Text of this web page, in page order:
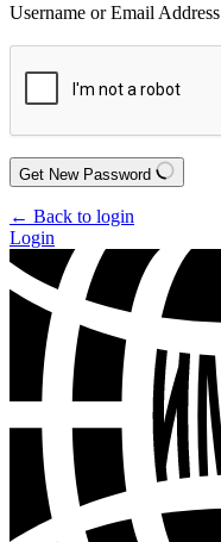
Username or Email Address
Get New Password
← Back to login
Login